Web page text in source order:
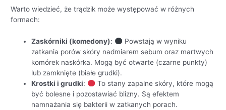
Warto wiedzieć, że trądzik może występować w różnych
formach:
Zaskórniki (komedony):
Powstają w wyniku
zatkania porów skóry nadmiarem sebum oraz martwych
komórek naskórka. Mogą być otwarte (czarne punkty)
lub zamknięte (białe grudki).
Krostki i grudki:
To stany zapalne skóry, które mogą
być bolesne i pozostawiać blizny. Są efektem
namnażania się bakterii w zatkanych porach.